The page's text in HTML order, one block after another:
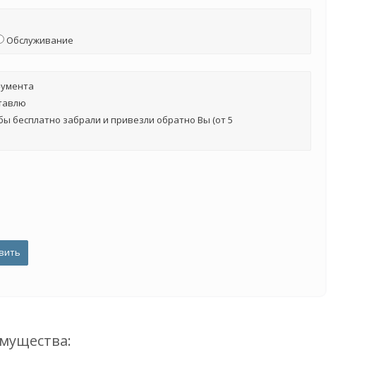
Обслуживание
бесплатно забрали и привезли обратно Вы (от 5